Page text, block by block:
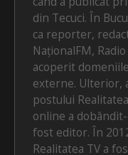
din Tecuci. În
ca reporter,
NaționalFM,
acoperit
externe. Ulterior,
postului
online a
fost editor. În
Realitatea TV a